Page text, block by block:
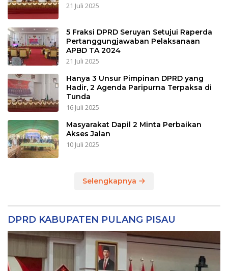
21 Juli 2025
5 Fraksi DPRD Seruyan Setujui Raperda
Pertanggungjawaban Pelaksanaan
APBD TA 2024
21 Juli 2025
Hanya 3 Unsur Pimpinan DPRD yang
Hadir, 2 Agenda Paripurna Terpaksa di
Tunda
16 Juli 2025
Masyarakat Dapil 2 Minta Perbaikan
Akses Jalan
10 Juli 2025
Selengkapnya
DPRD KABUPATEN PULANG PISAU